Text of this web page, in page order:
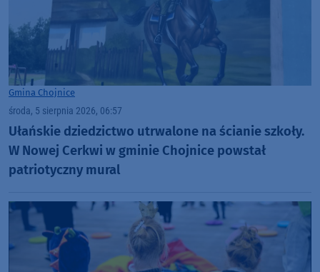
Gmina Chojnice
środa, 5 sierpnia 2026, 06:57
Ułańskie dziedzictwo utrwalone na ścianie szkoły.
W Nowej Cerkwi w gminie Chojnice powstał
patriotyczny mural